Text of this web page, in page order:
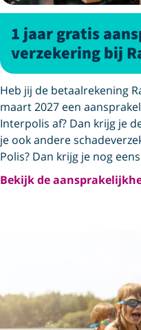
1 jaar gratis
verzekering bij
Heb jij de betaalrekening
maart 2027 een
Interpolis af? Dan krijg je
je ook andere
Polis? Dan krijg je nog
Bekijk de